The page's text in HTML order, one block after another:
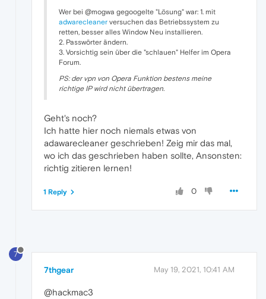
Wer bei @mogwa gegoogelte "Lösung" war: 1. mit
adwarecleaner versuchen das Betriebssystem zu
retten, besser alles Window Neu installieren.
2. Passwörter ändern.
3. Vorsichtig sein über die "schlauen" Helfer im Opera
Forum.
PS: der vpn von Opera Funktion bestens meine
richtige IP wird nicht übertragen.
Geht's noch?
Ich hatte hier noch niemals etwas von
adawarecleaner geschrieben! Zeig mir das mal,
wo ich das geschrieben haben sollte, Ansonsten:
richtig zitieren lernen!
0
1 Reply
7
7thgear May 19, 2021, 10:41 AM
@hackmac3